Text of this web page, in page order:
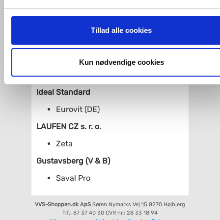
Hvis du accepterer alle cookies, så giver du samtykke til de
ovenfor nævnte formål med de pågældende cookies. Du har
og fra nedenfor. Til enhver tid er det ligeledes muligt, at
dit samtykke, hvis du måtte ønske det.
Du kan se mere om, hvordan vi behandler dine
personoplysninger, ved at klikke
Tillad alle cookies
Kun nødvendige cookies
Grohe
Bau Ceramic
Villeroy & Boch
Omnia Classic
Saval
Ideal Standard
Eurovit (DE)
LAUFEN CZ s. r. o.
Zeta
Gustavsberg (V & B)
Saval Pro
VVS-Shoppen.dk ApS Søren Nymarks Vej 15 8270 Højbjerg
Tlf.: 87 37 40 30 CVR nr.: 28 33 18 94